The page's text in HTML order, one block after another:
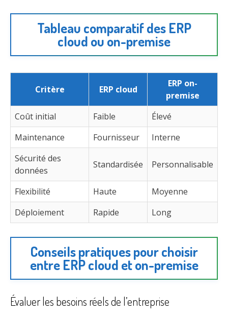
Tableau comparatif des ERP
cloud ou on-premise
Critère ERP cloud
ERP on-
premise
Coût initial
Faible
Élevé
Maintenance
Fournisseur
Interne
Sécurité des
données
Standardisée Personnalisable
Flexibilité Haute
Moyenne
Déploiement
Rapide Long
Conseils pratiques pour choisir
entre ERP cloud et on-premise
Évaluer les besoins réels de l’entreprise